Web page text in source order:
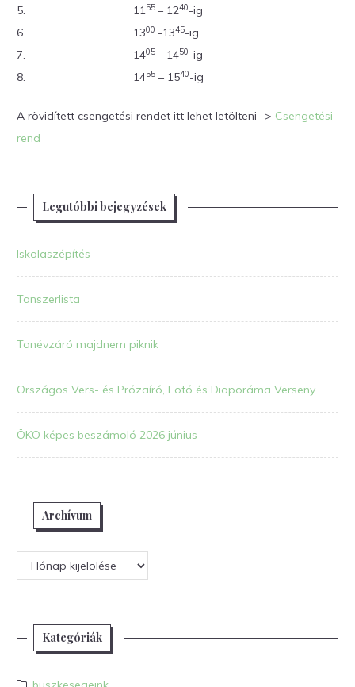
5.
1155 – 1240-ig
6.
1300 -1345-ig
7.
1405 – 1450-ig
8.
1455 – 1540-ig
A rövidített csengetési rendet itt lehet letölteni -> Csengetési
rend
Legutóbbi bejegyzések
Iskolaszépítés
Tanszerlista
Tanévzáró majdnem piknik
Országos Vers- és Prózaíró, Fotó és Diaporáma Verseny
ÖKO képes beszámoló 2026 június
Archívum
Archívum
Kategóriák